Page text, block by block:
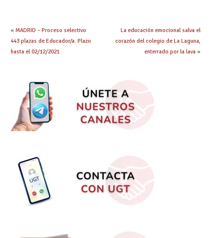
« MADRID – Proceso selectivo
443 plazas de Educador/a. Plazo
hasta el 02/12/2021
La educación emocional salva el
corazón del colegio de La Laguna,
enterrado por la lava»